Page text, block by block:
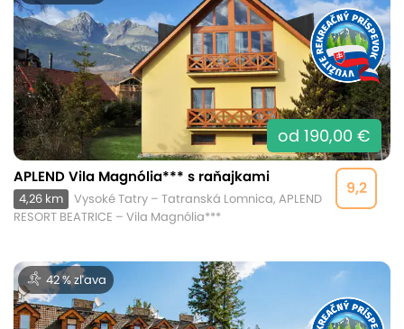
od 190,00 €
9,2
APLEND Vila Magnólia*** s raňajkami
4,26 km
Vysoké Tatry – Tatranská Lomnica, APLEND
RESORT BEATRICE – Vila Magnólia***
42 % zľava